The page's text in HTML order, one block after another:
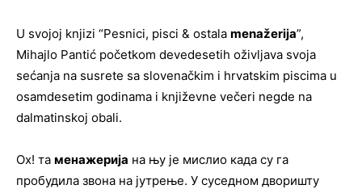
U svojoj knjizi “Pesnici, pisci & ostala menažerija”,
Mihajlo Pantić početkom devedesetih oživljava svoja
sećanja na susrete sa slovenačkim i hrvatskim piscima u
osamdesetim godinama i književne večeri negde na
dalmatinskoj obali.
Ох! та менажерија на њу је мислио када су га
пробудила звона на јутрење. У суседном дворишту